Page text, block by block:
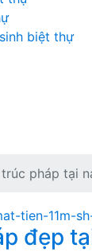
biệt thự
pháp tại
đẹp